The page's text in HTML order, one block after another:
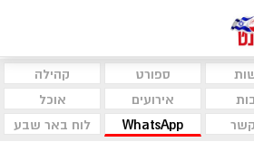
ספורט
קהילה
אירועים
אוכל
WhatsApp לוח באר שבע